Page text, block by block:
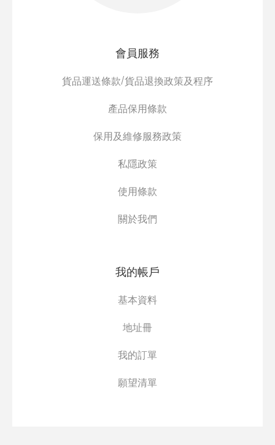
會員服務
貨品運送條款/貨品退換政策及程序
產品保用條款
保用及維修服務政策
私隱政策
使用條款
關於我們
我的帳戶
基本資料
地址冊
我的訂單
願望清單